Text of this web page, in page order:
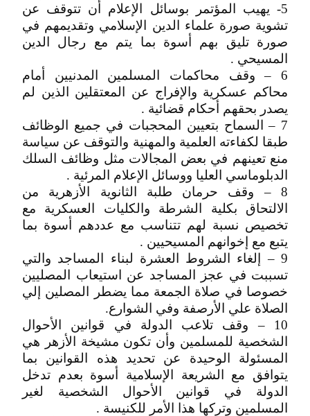
5- يهيب المؤتمر بوسائل الإعلام أن تتوقف عن
تشوية صورة علماء الدين الإسلامي وتقديمهم في
صورة تليق بهم أسوة بما يتم مع رجال الدين
المسيحي .
6 – وقف محاكمات المسلمين المدنيين أمام
محاكم عسكرية والإفراج عن المعتقلين الذين لم
يصدر بحقهم أحكام قضائية .
7 – السماح بتعيين المحجبات في جميع الوظائف
طبقا لكفاءته العلمية والمهنية والتوقف عن سياسة
منع تعينهم في بعض المجالات مثل وظائف السلك
الدبلوماسي العليا ووسائل الإعلام المرئية .
8 – وقف حرمان طلبة الثانوية الأزهرية من
الالتحاق بكلية الشرطة والكليات العسكرية مع
تخصيص نسبة لهم تتناسب مع عددهم أسوة بما
يتبع مع إخوانهم المسيحيين .
9 – إلغاء الشروط العشرة لبناء المساجد والتي
تسببت في عجز المساجد عن استيعاب المصليين
خصوصا في صلاة الجمعة مما يضطر المصلين إلي
الصلاة علي الأرصفة وفي الشوارع.
10 – وقف تلاعب الدولة في قوانين الأحوال
الشخصية للمسلمين وأن تكون مشيخة الأزهر هي
المسئولة الوحيدة عن تحديد هذه القوانين بما
يتوافق مع الشريعة الإسلامية أسوة بعدم تدخل
الدولة في قوانين الأحوال الشخصية لغير
المسلمين وتركها هذا الأمر للكنيسة .